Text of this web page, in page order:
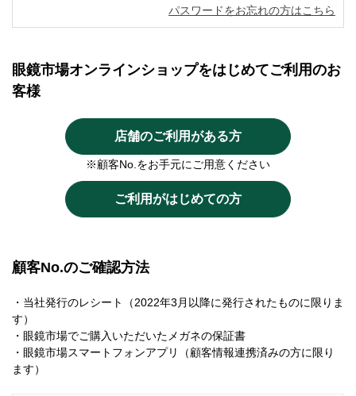
パスワードをお忘れの方はこちら
眼鏡市場オンラインショップをはじめてご利用のお
客様
店舗のご利用がある方
※顧客No.をお手元にご用意ください
ご利用がはじめての方
顧客No.のご確認方法
・当社発行のレシート（2022年3月以降に発行されたものに限りま
す）
・眼鏡市場でご購入いただいたメガネの保証書
・眼鏡市場スマートフォンアプリ（顧客情報連携済みの方に限り
ます）